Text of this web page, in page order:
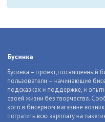
Бусинка
Бусинка – проект, посвященный
пользователи – начинающие
подсказках и поддержке, и
своей жизни без творчества.
кого в бисерном магазине
потратить всю зарплату на